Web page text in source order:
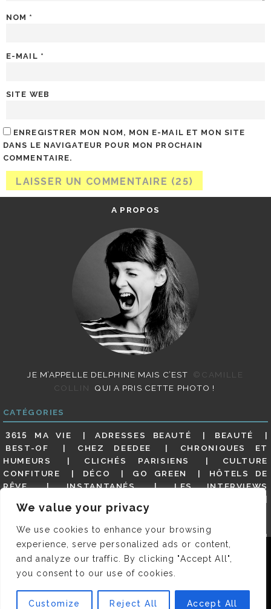
We value your privacy
We use cookies to enhance your browsing
experience, serve personalized ads or content,
and analyze our traffic. By clicking "Accept All",
you consent to our use of cookies.
Customize Reject All Accept All
NOM *
E-MAIL *
SITE WEB
ENREGISTRER MON NOM, MON E-MAIL ET MON SITE
DANS LE NAVIGATEUR POUR MON PROCHAIN
COMMENTAIRE.
A PROPOS
JE M’APPELLE DELPHINE MAIS C’EST
©CAMILLE
COLLIN
QUI A PRIS CETTE PHOTO !
CATÉGORIES
3615 MA VIE ADRESSES BEAUTÉ
BEAUTÉ
BEST-OF
CHEZ DEEDEE
CHRONIQUES ET
HUMEURS
CLICHÉS PARISIENS
CULTURE
CONFITURE
DÉCO GO GREEN
HÔTELS DE
RÊVE
INSTANTANÉS
LES INTERVIEWS
MES ADRESSES
MODE
(BUT GOODIES)
PAR ICI LE MAGOT !
PARIS EN PHOTOS
RESTAURANTS
REVUE DE PRESSE DÉTAILLÉE, SIOU PLAIT
SALONS
DE THÉ
SHOPPING VIDÉOS
VITE ! UN RESTO
VOYAGES VOYAGES
© 2026 DEEDEE | TOUS DROITS RÉSERVÉS. DESIGNED BY
Nous utilisons des cookies pour vous garantir la meilleure
expérience sur notre site. Si vous continuez à utiliser ce
dernier, nous considérerons que vous acceptez l'utilisation des
cookies.